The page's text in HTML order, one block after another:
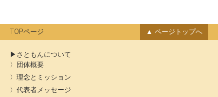
ブ
TOPページ ページトップへ
さともんについて
団体概要
理念とミッション
代表者メッセージ